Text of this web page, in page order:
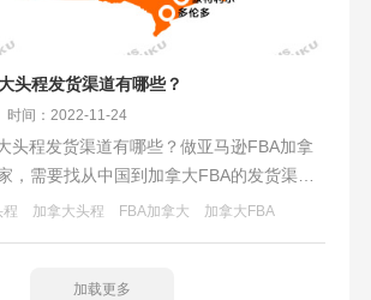
头程发货渠道有哪些？
时间：2022-11-24
头程发货渠道有哪些？做亚马逊FBA加拿
，需要找从中国到加拿大FBA的发货渠
有三大类：加拿大海运、加拿大空运、国
程 加拿大头程 FBA加拿大 加拿大FBA
加载更多